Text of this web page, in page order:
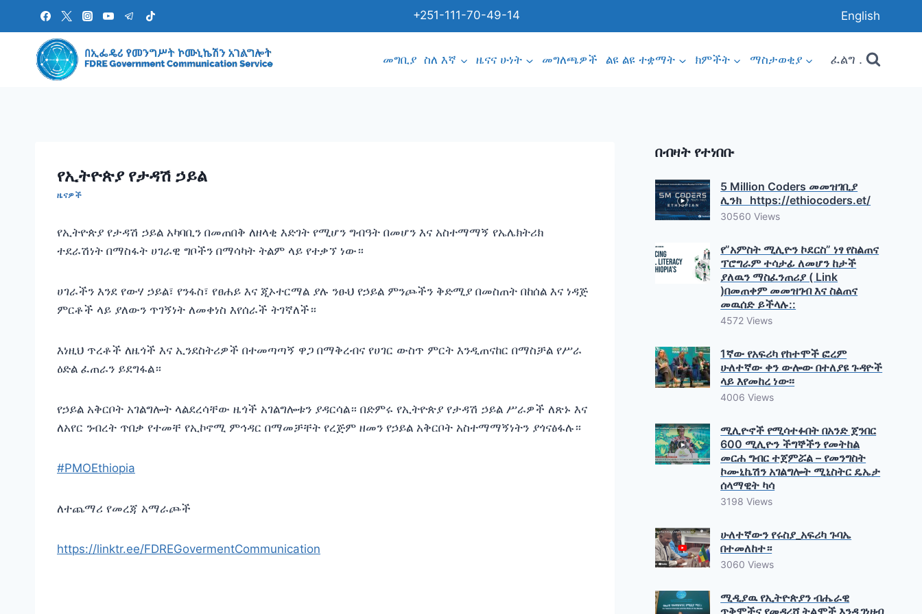
content
+251-111-70-49-14 English
መግቢያ ስለ እኛ ዜናና ሁነት መግለጫዎች ልዩ ልዩ ተቋማት ክምችት ማስታወቂያ ፈልግ .
የኢትዮጵያ የታዳሽ ኃይል
ዜናዎች
የኢትዮጵያ የታዳሽ ኃይል አካባቢን በመጠበቅ ለዘላቂ እድገት የሚሆን ግብዓት በመሆን እና አስተማማኝ የኤሌክትሪክ
ተደራሽነት በማስፋት ሀገራዊ ግቦችን በማሳካት ትልም ላይ የተቃኘ ነው።
ሀገራችን እንደ የውሃ ኃይል፣ የንፋስ፣ የፀሐይ እና ጂኦተርማል ያሉ ንፁህ የኃይል ምንጮችን ቅድሚያ በመስጠት በከሰል እና ነዳጅ
ምርቶች ላይ ያለውን ጥገኝነት ለመቀነስ እየሰራች ትገኛለች።
እነዚህ ጥረቶች ለዜጎች እና ኢንደስትሪዎች በተመጣጣኝ ዋጋ በማቅረብና የሀገር ውስጥ ምርት እንዲጠናከር በማስቻል የሥራ
ዕድል ፈጠራን ይደግፋል።
የኃይል አቅርቦት አገልግሎት ላልደረሳቸው ዜጎች አገልግሎቱን ያዳርሳል። በድምሩ የኢትዮጵያ የታዳሽ ኃይል ሥራዎች ለጽኑ እና
ለአየር ንብረት ጥበቃ የተመቸ የኢኮኖሚ ምኅዳር በማመቻቸት የረጅም ዘመን የኃይል አቅርቦት አስተማማኝነትን ያጎናፅፋሉ።
#PMOEthiopia
ለተጨማሪ የመረጃ አማራጮች
https://linktr.ee/FDREGovermentCommunication
በብዛት የተነበቡ
5 Million Coders መመዝገቢያ
ሊንክ https://ethiocoders.et/
30560 Views
የ”አምስት ሚሊዮን ኮደርስ” ነፃ የስልጠና
ፕሮግራም ተሳታፊ ለመሆን ከታች
ያለዉን ማስፈንጠሪያ ( Link
)በመጠቀም መመዝገብ እና ስልጠና
መዉሰድ ይችላሉ::
4572 Views
1ኛው የአፍሪካ የከተሞች ፎረም
ሁለተኛው ቀን ውሎው በተለያዩ ጉዳዮች
ላይ እየመከረ ነው፡፡
4006 Views
ሚሊዮኖች የሚሳተፉበት በአንድ ጀንበር
600 ሚሊዮን ችግኞችን የመትከል
መርሐ ግብር ተጀምሯል – የመንግስት
ኮሙኒኬሽን አገልግሎት ሚኒስትር ዴኤታ
ሰላማዊት ካሳ
3198 Views
ሁለተኛውን የሩስያ_አፍሪካ ጉባኤ
በተመለከተ።
3060 Views
ሚዲያዉ የኢትዮጵያን ብሔራዊ
ጥቅሞችና የመዳረሻ ትልሞች እንዲገነዘብ